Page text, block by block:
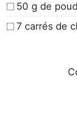
50 g de
7 carrés de